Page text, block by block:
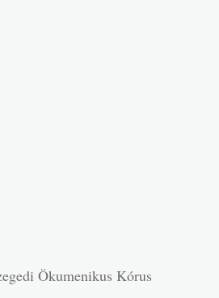
Ökumenikus Kórus